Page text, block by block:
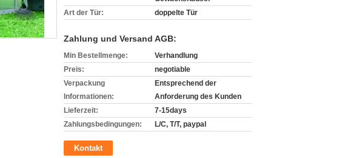
Art der Tür:
doppelte Tür
Zahlung und Versand AGB:
Min Bestellmenge:
Verhandlung
Preis:
negotiable
Verpackung
Informationen:
Entsprechend der
Anforderung des Kunden
Lieferzeit:
7-15days
Zahlungsbedingungen:
L/C, T/T, paypal
Kontakt